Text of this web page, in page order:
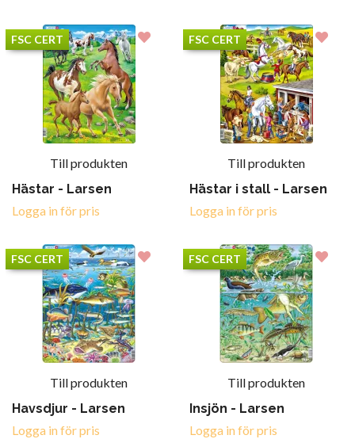
FSC CERT
Till produkten
Hästar - Larsen
Logga in för pris
FSC CERT
Till produkten
Hästar i stall - Larsen
Logga in för pris
FSC CERT
Till produkten
Havsdjur - Larsen
Logga in för pris
FSC CERT
Till produkten
Insjön - Larsen
Logga in för pris